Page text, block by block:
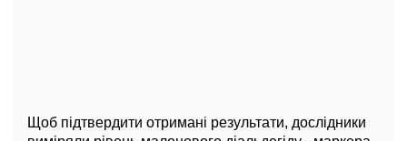
Щоб підтвердити отримані результати, дослідники